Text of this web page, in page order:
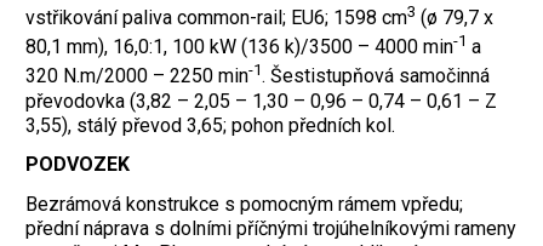
vstřikování paliva common-rail; EU6; 1598 cm3 (ø 79,7 x
80,1 mm), 16,0:1, 100 kW (136 k)/3500 – 4000 min-1 a
320 N.m/2000 – 2250 min-1. Šestistupňová samočinná
převodovka (3,82 – 2,05 – 1,30 – 0,96 – 0,74 – 0,61 – Z
3,55), stálý převod 3,65; pohon předních kol.
PODVOZEK
Bezrámová konstrukce s pomocným rámem vpředu;
přední náprava s dolními příčnými trojúhelníkovými rameny